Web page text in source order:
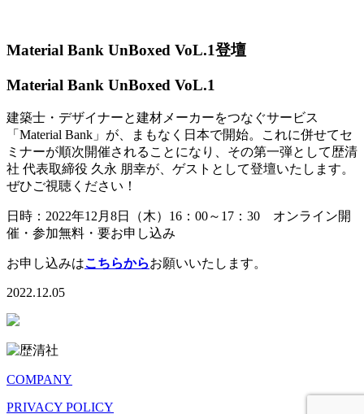
Material Bank UnBoxed VoL.1登壇
Material Bank UnBoxed VoL.1
建築士・デザイナーと建材メーカーをつなぐサービス
「Material Bank」が、まもなく日本で開始。これに併せてセ
ミナーが順次開催されることになり、その第一弾として歴清
社 代表取締役 久永 朋幸が、ゲストとして登壇いたします。
ぜひご視聴ください！
日時：2022年12月8日（木）16：00～17：30 オンライン開
催・参加無料・要お申し込み
お申し込みはこちらからお願いいたします。
2022.12.05
COMPANY
PRIVACY POLICY